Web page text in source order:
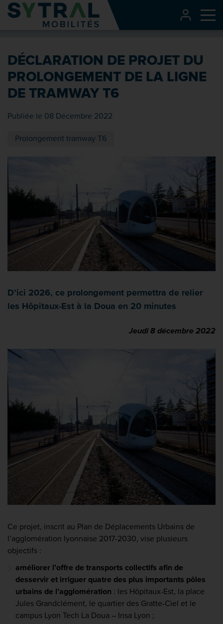
Contenu
Entête de page
Recherche
Pied de page
DÉCLARATION DE PROJET DU
PROLONGEMENT DE LA LIGNE
DE TRAMWAY T6
Publiée le 08 Décembre 2022
Prolongement tramway T6
D’ici 2026, ce prolongement permettra de relier
les Hôpitaux-Est à la Doua en 20 minutes
Jeudi 8 décembre 2022
Ce projet, inscrit au Plan de Déplacements Urbains de
l’agglomération lyonnaise 2017-2030, vise plusieurs
objectifs :
améliorer l’offre de transports collectifs afin de
desservir et irriguer quatre des plus importants pôles
urbains de l’agglomération : les Hôpitaux-Est, la place
Jules Grandclément, le quartier des Gratte-Ciel et le
campus Lyon Tech La Doua – Insa Lyon ;